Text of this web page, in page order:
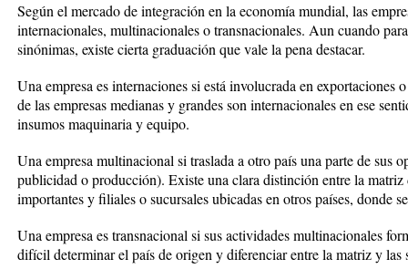
Según el mercado de integración en la economía mundial, las
internacionales, multinacionales o transnacionales. Aun cuando
sinónimas, existe cierta graduación que vale la pena destacar.
Una empresa es internaciones si está involucrada en
de las empresas medianas y grandes son internacionales en ese
insumos maquinaria y equipo.
Una empresa multinacional si traslada a otro país una parte de sus
publicidad o producción). Existe una clara distinción entre la matriz
importantes y filiales o sucursales ubicadas en otros países, donde
Una empresa es transnacional si sus actividades multinacionales
difícil determinar el país de origen y diferenciar entre la matriz y las